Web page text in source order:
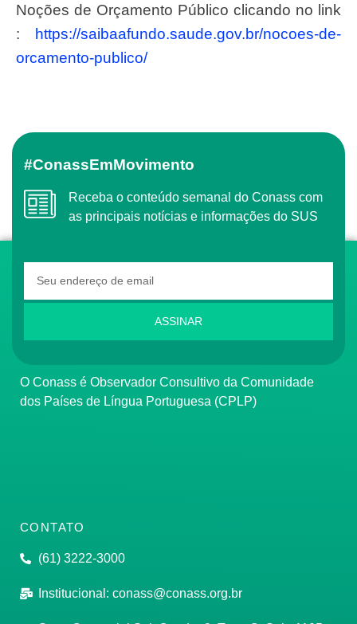
Noções de Orçamento Público clicando no link
: https://saibaafundo.saude.gov.br/nocoes-de-
orcamento-publico/
#ConassEmMovimento
Receba o conteúdo semanal do Conass com
as principais notícias e informações do SUS
ASSINAR
O Conass é Observador Consultivo da Comunidade
dos Países de Língua Portuguesa (CPLP)
CONTATO
(61) 3222-3000
Institucional: conass@conass.org.br